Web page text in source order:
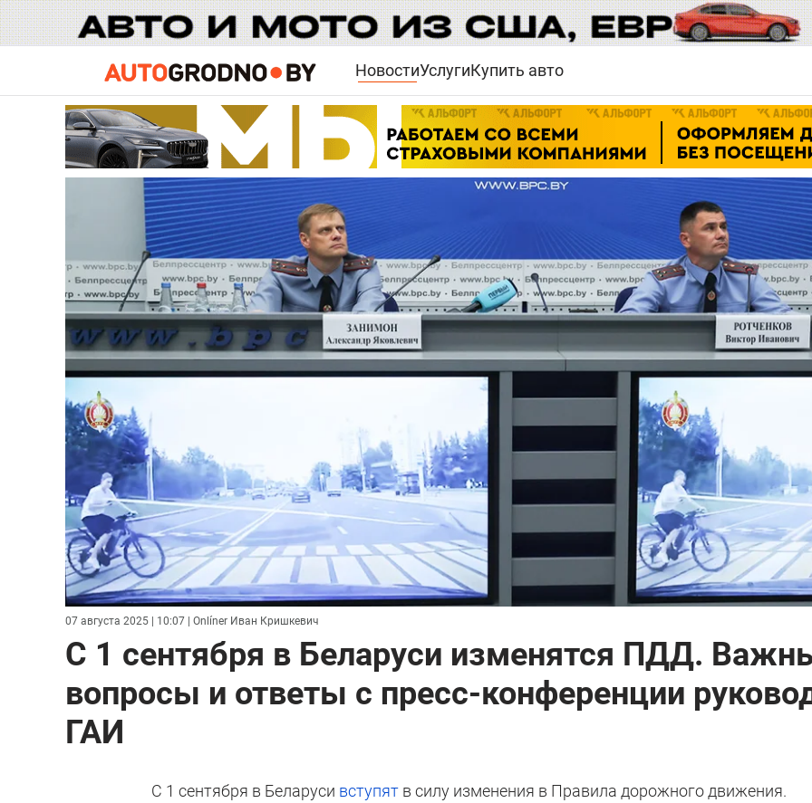
НовостиУслугиКупить авто
07 августа 2025 | 10:07 | Onlíner Иван Кришкевич
С 1 сентября в Беларуси изменятся ПДД.
вопросы и ответы с пресс-конференции
ГАИ
С 1 сентября в Беларуси вступят в силу изменения в Правила дорожного движения.